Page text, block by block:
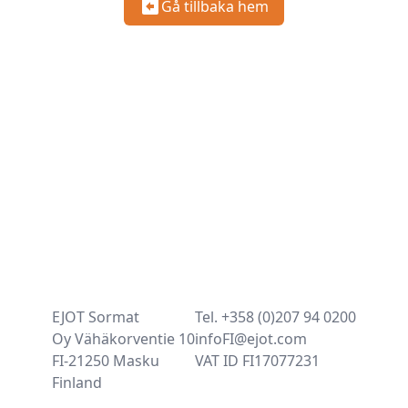
Gå tillbaka hem
EJOT Sormat
Oy Vähäkorventie 10
FI-21250 Masku
Finland
Tel. +358 (0)207 94 0200
infoFI@ejot.com
VAT ID FI17077231